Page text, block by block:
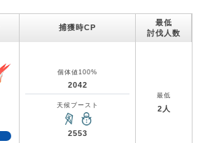
捕獲時CP
最低
討伐人数
個体値100%
2042
天候ブースト
2553
最低
2人